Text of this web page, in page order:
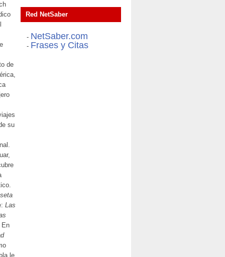
de
su
Las
En
le
Red NetSaber
- NetSaber.com
- Frases y Citas